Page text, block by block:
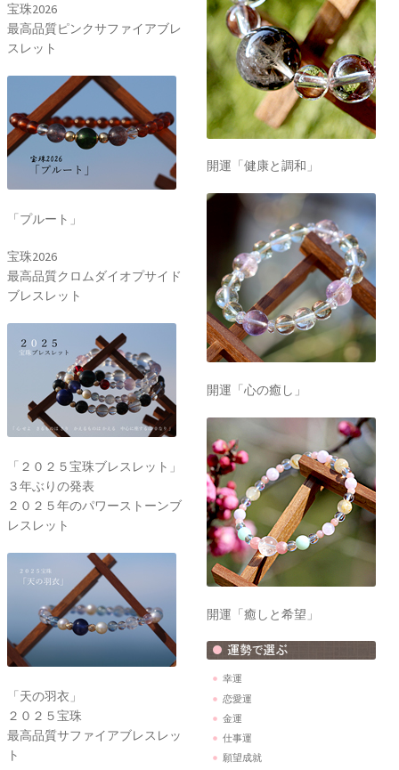
宝珠2026
最高品質ピンクサファイアブレ
スレット
「プルート」
宝珠2026
最高品質クロムダイオプサイド
ブレスレット
「２０２５宝珠ブレスレット」
３年ぶりの発表
２０２５年のパワーストーンブ
レスレット
「天の羽衣」
２０２５宝珠
最高品質サファイアブレスレッ
ト
開運「健康と調和」
開運「心の癒し」
開運「癒しと希望」
幸運
恋愛運
金運
仕事運
願望成就